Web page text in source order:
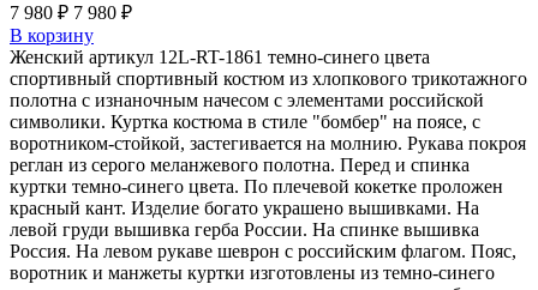
7 980 ₽ 7 980 ₽
В корзину
Женский артикул 12L-RT-1861 темно-синего цвета
спортивный спортивный костюм из хлопкового трикотажного
полотна с изнаночным начесом с элементами российской
символики. Куртка костюма в стиле "бомбер" на поясе, с
воротником-стойкой, застегивается на молнию. Рукава покроя
реглан из серого меланжевого полотна. Перед и спинка
куртки темно-синего цвета. По плечевой кокетке проложен
красный кант. Изделие богато украшено вышивками. На
левой груди вышивка герба России. На спинке вышивка
Россия. На левом рукаве шеврон с российским флагом. Пояс,
воротник и манжеты куртки изготовлены из темно-синего